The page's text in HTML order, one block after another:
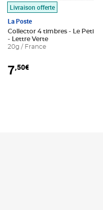
au panier
Livraison offerte
La Poste
Collector 4 timbres - Le Petit
- Lettre Verte
20g / France
7,50€